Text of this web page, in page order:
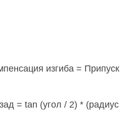
изгиба = Припуск
= tan (угол / 2) * (радиус